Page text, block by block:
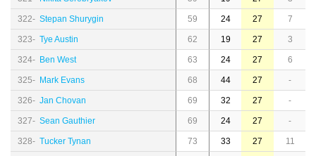
322- Stepan Shurygin 59 24 27 7
323- Tye Austin 62 19 27 3
324- Ben West 63 24 27 6
325- Mark Evans 68 44 27 -
326- Jan Chovan 69 32 27 -
327- Sean Gauthier 69 24 27 -
328- Tucker Tynan 73 33 27 11